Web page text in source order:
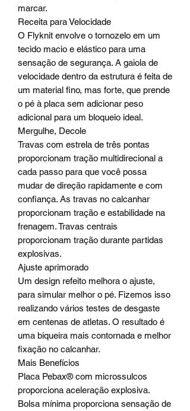
marcar.
Receita para Velocidade
O Flyknit envolve o tornozelo em um
tecido macio e elástico para uma
sensação de segurança. A gaiola de
velocidade dentro da estrutura é feita de
um material fino, mas forte, que prende
o pé à placa sem adicionar peso
adicional para um bloqueio ideal.
Mergulhe, Decole
Travas com estrela de três pontas
proporcionam tração multidirecional a
cada passo para que você possa
mudar de direção rapidamente e com
confiança. As travas no calcanhar
proporcionam tração e estabilidade na
frenagem. Travas centrais
proporcionam tração durante partidas
explosivas.
Ajuste aprimorado
Um design refeito melhora o ajuste,
para simular melhor o pé. Fizemos isso
realizando vários testes de desgaste
em centenas de atletas. O resultado é
uma biqueira mais contornada e melhor
fixação no calcanhar.
Mais Benefícios
Placa Pebax® com microssulcos
proporciona aceleração explosiva.
Bolsa mínima proporciona sensação de